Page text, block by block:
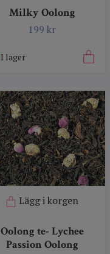
Milky Oolong
199 kr
I lager
Lägg i korgen
Oolong te- Lychee
Passion Oolong